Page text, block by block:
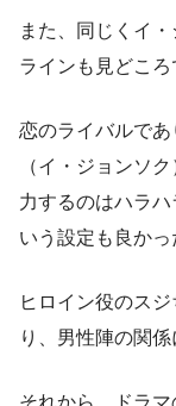
また、同じくイ
ラインも見どころ
恋のライバルで
（イ・ジョンソ
力するのはハラ
いう設定も良かっ
ヒロイン役のス
り、男性陣の関係
それから、ドラ